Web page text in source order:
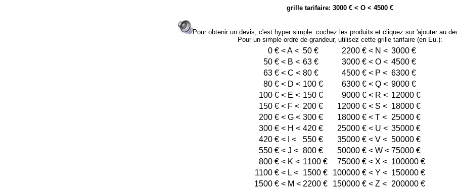
grille tarifaire: 3000 € < O < 4500 €
Pour obtenir un devis, c'est hyper simple: cochez les produits et cliquez sur 'ajouter au
Pour un simple ordre de grandeur, utilisez cette grille tarifaire (en Eu.):
0 € < A < 50 €
50 € < B < 63 €
63 € < C < 80 €
80 € < D < 100 €
100 € < E < 150 €
150 € < F < 200 €
200 € < G < 300 €
300 € < H < 420 €
420 € < I <
550 €
550 € < J < 800 €
800 € < K < 1100 €
1100 € < L < 1500 €
1500 € < M < 2200 €
2200 € < N < 3000 €
3000 € < O < 4500 €
4500 € < P < 6300 €
6300 € < Q < 9000 €
9000 € < R < 12000 €
12000 € < S < 18000 €
18000 € < T < 25000 €
25000 € < U < 35000 €
35000 € < V < 50000 €
50000 € < W < 75000 €
75000 € < X < 100000 €
100000 € < Y < 150000 €
150000 € < Z < 200000 €